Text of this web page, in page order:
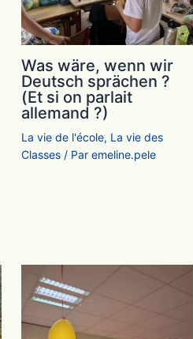
Was wäre, wenn wir
Deutsch sprächen ?
(Et si on parlait
allemand ?)
La vie de l'école, La vie des
Classes/ Par emeline.pele